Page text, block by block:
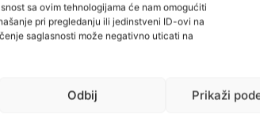
sa ovim tehnologijama će nam omogućiti
pri pregledanju ili jedinstveni ID-ovi na
saglasnosti može negativno uticati na
Odbij Prikaži
dresu reprezentacije BiH zbog čega
Safeta Sušića) koji je napisao
nisu pomogli. Žao mi je, ali Englezi